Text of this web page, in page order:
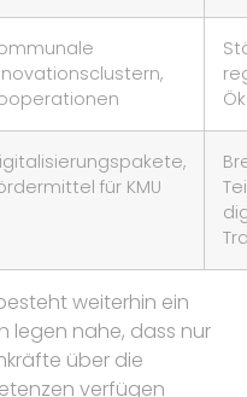
für KMU
weiterhin ein
legen nahe, dass nur
über die
verfügen